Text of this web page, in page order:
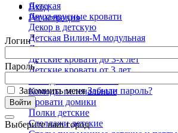
Детская
Двухъярусные кровати
Декор в детскую
Детская Вилия-М модульная
Детские гарнитуры
Детские кровати до 3-х лет
Детские кровати от 3 лет
Комоды пеленальные
Кровати домики
Полки детские
Стеллажи детские
Вход
Регистрация
Логин*
Пароль*
Запомнить меня Забыли пароль?
Выберите ваш город